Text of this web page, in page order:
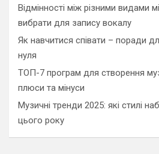
Відмінності між різними видами
вибрати для запису вокалу
Як навчитися співати – поради
нуля
ТОП-7 програм для створення
плюси та мінуси
Музичні тренди 2025: які стилі
цього року